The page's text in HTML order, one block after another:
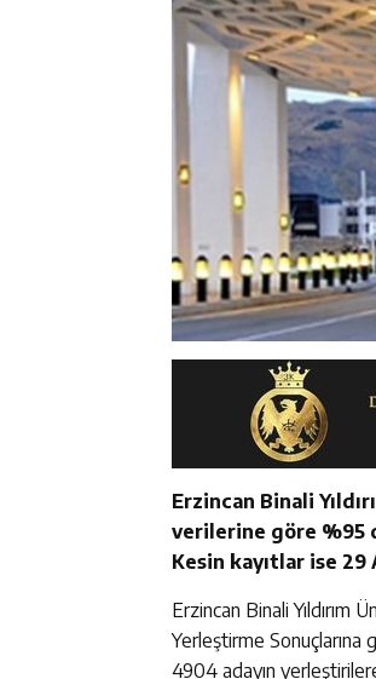
Erzincan Binali
verilerine göre %95
Kesin kayıtlar ise
Erzincan Binali Yıldırım
Yerleştirme Sonuçlarına
4904 adayın